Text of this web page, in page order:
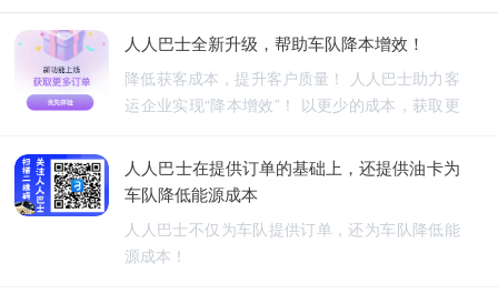
人人巴士五一放假通知-杭州包车网
人人巴士春节放假通知-杭州包车网
人人巴士全新升级，帮助车队降本增效！
降低获客成本，提升客户质量！ 人人巴士助力客
运企业实现“降本增效”！ 以更少的成本，获取更
人人巴士在提供订单的基础上，还提供油卡为
车队降低能源成本
人人巴士不仅为车队提供订单，还为车队降低能
源成本！